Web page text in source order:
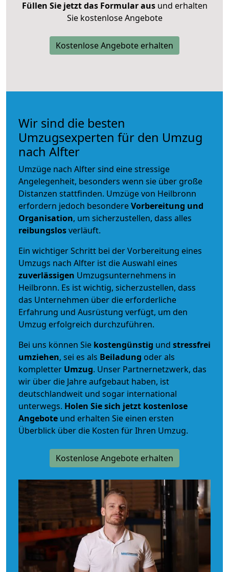
Füllen Sie jetzt das Formular ausund erhalten
Sie kostenlose Angebote
Kostenlose Angebote erhalten
Wir sind die besten
Umzugsexperten für den Umzug
nach Alfter
Umzüge nach Alfter sind eine stressige
Angelegenheit, besonders wenn sie über große
Distanzen stattfinden. Umzüge von Heilbronn
erfordern jedoch besondereVorbereitung und
Organisation, um sicherzustellen, dass alles
reibungslosverläuft.
Ein wichtiger Schritt bei der Vorbereitung eines
Umzugs nach Alfter ist die Auswahl eines
zuverlässigen Umzugsunternehmens in
Heilbronn. Es ist wichtig, sicherzustellen, dass
das Unternehmen über die erforderliche
Erfahrung und Ausrüstung verfügt, um den
Umzug erfolgreich durchzuführen.
Bei uns können Sie kostengünstig und stressfrei
umziehen, sei es als Beiladung oder als
kompletter Umzug. Unser Partnernetzwerk, das
wir über die Jahre aufgebaut haben, ist
deutschlandweit und sogar international
unterwegs. Holen Sie sich jetzt kostenlose
Angebote und erhalten Sie einen ersten
Überblick über die Kosten für Ihren Umzug.
Kostenlose Angebote erhalten